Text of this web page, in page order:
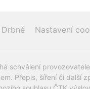
Nastavení
schválení
Přepis, šíření či další